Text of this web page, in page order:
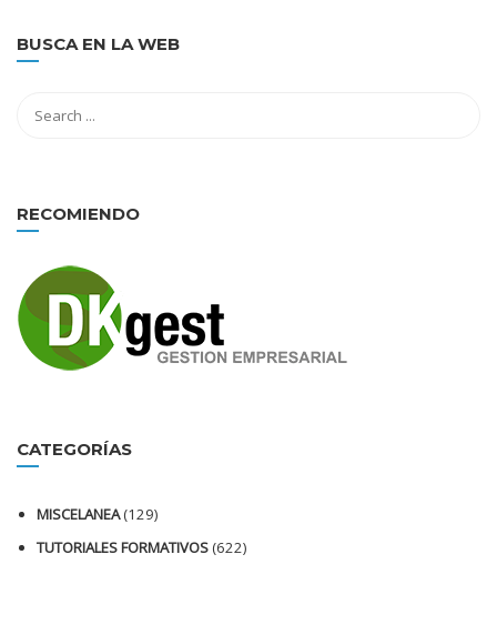
BUSCA EN LA WEB
RECOMIENDO
CATEGORÍAS
MISCELANEA(129)
TUTORIALES FORMATIVOS(622)